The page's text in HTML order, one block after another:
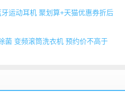
运动耳机 聚划算+天猫优惠券折后
菌 变频滚筒洗衣机 预约价不高于